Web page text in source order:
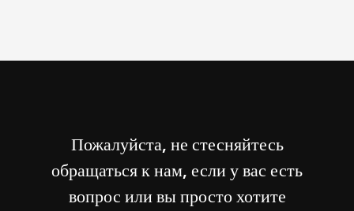
Пожалуйста, не стесняйтесь
обращаться к нам, если у вас есть
вопрос или вы просто хотите